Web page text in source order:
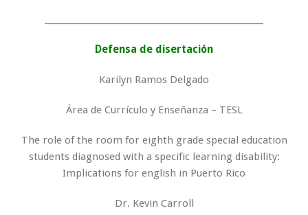
Defensa de disertación
Karilyn Ramos Delgado
Área de Currículo y Enseñanza – TESL
The role of the room for eighth grade special education
students diagnosed with a specific learning disability:
Implications for english in Puerto Rico
Dr. Kevin Carroll